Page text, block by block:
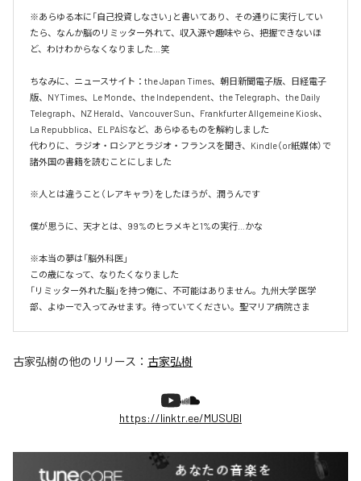
※あらゆる本に「自己投資しなさい」と書いてあり、その通りに実行してい
たら、なんか脳のリミッター外れて、収入源や趣味やら、把握できないほ
ど、わけわからなくなりました…笑
ちなみに、ニュースサイト：the Japan Times、朝日新聞電子版、日経電子
版、NYTimes、Le Monde、the Independent、the Telegraph、the Daily
Telegraph、NZ Herald、Vancouver Sun、Frankfurter Allgemeine Kiosk、
La Repubblica、EL PAÍSなど、あらゆるものを解約しました
代わりに、ラジオ・ロシアとラジオ・フランスを聞き、Kindle（or紙媒体）で
諸外国の書籍を読むことにしました
※人とは違うこと（レアキャラ）をしたほうが、潤うんです
僕が思うに、天才とは、99%のヒラメキと1%の実行…かな
※本当の夢は「脳外科医」
この歳になって、なりたくなりました
「リミッター外れた脳」を持つ俺に、不可能はありません。九州大学 医学
部、よゆーで入ってみせます。待っていてください。聖マリア病院さま
古家弘樹の他のリリース： 古家弘樹
https://linktr.ee/MUSUBI